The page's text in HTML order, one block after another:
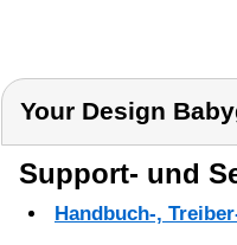
Your Design
Support- und
Handbuch-,